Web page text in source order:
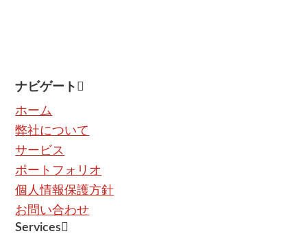
ナビゲート
ホーム
弊社について
サービス
ポートフォリオ
個人情報保護方針
お問い合わせ
Services